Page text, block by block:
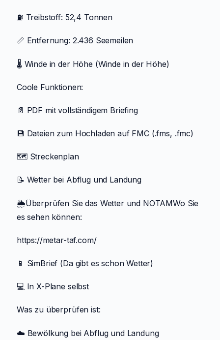
⛽ Treibstoff: 52,4 Tonnen
📏 Entfernung: 2.436 Seemeilen
🌡️ Winde in der Höhe (Winde in der Höhe)
Coole Funktionen:
📄 PDF mit vollständigem Briefing
💾 Dateien zum Hochladen auf FMC (.fms, .fmc)
🗺️ Streckenplan
📝 Wetter bei Abflug und Landung
🌦️Überprüfen Sie das Wetter und NOTAMWo Sie
es sehen können:
https://metar-taf.com/
📱 SimBrief (Da gibt es schon Wetter)
💻 In X-Plane selbst
Was zu überprüfen ist:
☁️ Bewölkung bei Abflug und Landung